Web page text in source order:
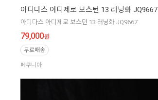
아디다스 아디제로 보스턴 13 러닝화 JQ9667
아디다스 아디제로 보스턴 13 러닝화 JQ9667
79,000원
무료배송
페쿠니아